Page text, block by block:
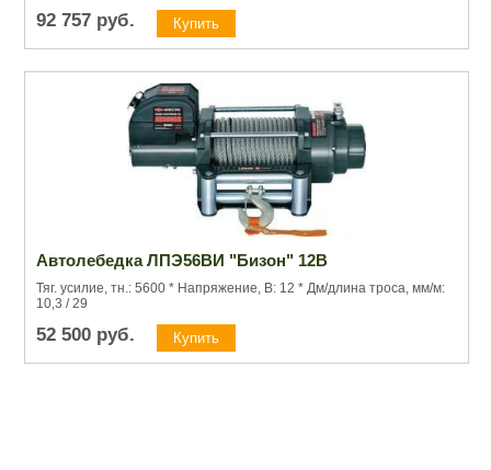
92 757 руб.
Автолебедка ЛПЭ56ВИ "Бизон" 12В
Тяг. усилие, тн.: 5600 * Напряжение, В: 12 * Дм/длина троса, мм/м:
10,3 / 29
52 500 руб.